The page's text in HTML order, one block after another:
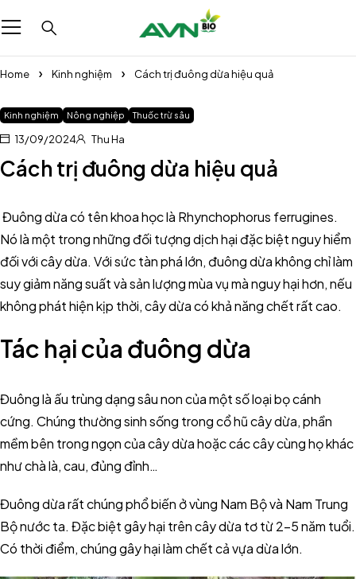
Home Kinh nghiệm Cách trị đuông dừa hiệu quả
Kinh nghiệm Nông nghiệp Thuốc trừ sâu
13/09/2024 Thu Ha
Cách trị đuông dừa hiệu quả
Đuông dừa có tên khoa học là Rhynchophorus ferrugines.
Nó là một trong những đối tượng dịch hại đặc biệt nguy hiểm
đối với cây dừa. Với sức tàn phá lớn, đuông dừa không chỉ làm
suy giảm năng suất và sản lượng mùa vụ mà nguy hại hơn, nếu
không phát hiện kịp thời, cây dừa có khả năng chết rất cao.
Tác hại của đuông dừa
Đuông là ấu trùng dạng sâu non của một số loại bọ cánh
cứng. Chúng thường sinh sống trong cổ hũ cây dừa, phần
mềm bên trong ngọn của cây dừa hoặc các cây cùng họ khác
như chà là, cau, đủng đỉnh…
Đuông dừa rất chúng phổ biến ở vùng Nam Bộ và Nam Trung
Bộ nước ta. Đặc biệt gây hại trên cây dừa tơ từ 2-5 năm tuổi.
Có thời điểm, chúng gây hại làm chết cả vựa dừa lớn.